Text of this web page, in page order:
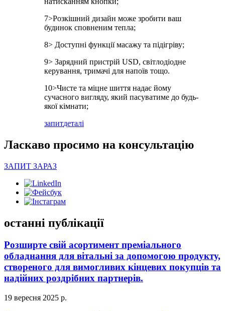
7>Розкішний дизайн може зробити ваш
будинок сповненим тепла;
8> Доступні функції масажу та підігріву;
9> Зарядний пристрій USD, світлодіодне
керування, тримачі для напоїв тощо.
10>Чисте та міцне шиття надає йому
сучасного вигляду, який пасуватиме до будь-
якої кімнати;
запитдеталі
Ласкаво просимо на консультацію
ЗАПИТ ЗАРАЗ
останні публікації
Розширте свій асортимент преміального
обладнання для вітальні за допомогою продукту,
створеного для вимогливих кінцевих покупців та
надійних роздрібних партнерів.
19 вересня 2025 р.